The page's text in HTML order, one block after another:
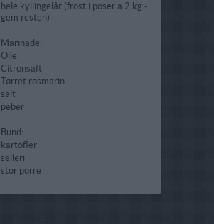
hele kyllingelår (frost i poser a 2 kg -
gem resten)
Marinade:
Olie
Citronsaft
Tørret rosmarin
salt
peber
Bund:
kartofler
selleri
stor porre